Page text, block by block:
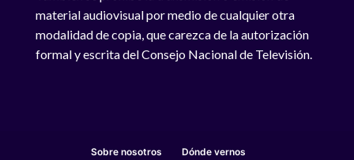
material audiovisual por medio de cualquier otra
modalidad de copia, que carezca de la autorización
formal y escrita del Consejo Nacional de Televisión.
Sobre nosotros Dónde vernos